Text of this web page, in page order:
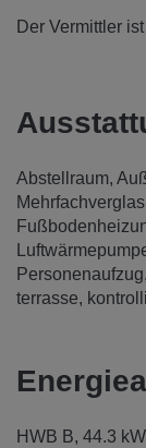
Der Vermittler
Abstellraum
Personenaufzug
terrasse
HWB B, 44.3